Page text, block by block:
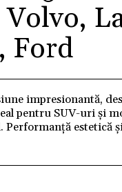
Ford
impresionantă,
pentru SUV-uri și
Performanță estetică